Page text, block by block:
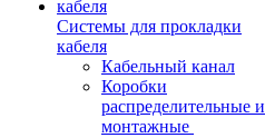
Системы для прокладки
кабеля
Кабельный канал
Коробки
распределительные и
монтажные